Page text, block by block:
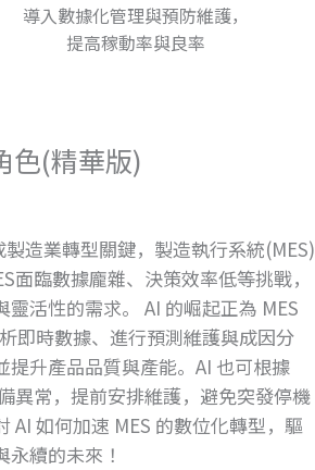
導入數據化管理與預防維護，
提高稼動率與良率
色(精華版)
造業轉型關鍵，製造執行系統(MES)
面臨數據龐雜、決策效率低等挑戰，
活性的需求。 AI 的崛起正為 MES
即時數據、進行預測維護與成因分
提升產品品質與產能。AI 也可根據
異常，提前安排維護，避免突發停機
AI 如何加速 MES 的數位化轉型，驅
續的未來！